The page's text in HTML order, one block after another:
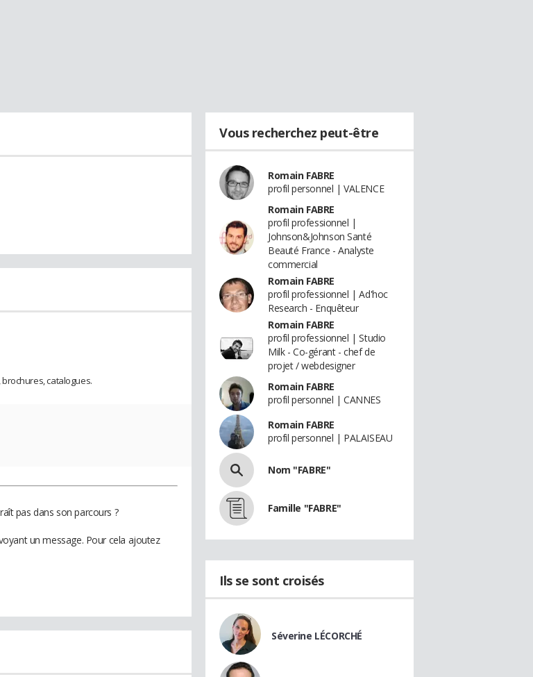
catalogues.
pas dans son parcours ?
un message. Pour cela ajoutez
Vous recherchez peut-être
Romain FABRE
profil personnel | VALENCE
Romain FABRE
profil professionnel |
Johnson&Johnson Santé
Beauté France - Analyste
commercial
Romain FABRE
profil professionnel | Ad'hoc
Research - Enquêteur
Romain FABRE
profil professionnel | Studio
Milk - Co-gérant - chef de
projet / webdesigner
Romain FABRE
profil personnel | CANNES
Romain FABRE
profil personnel | PALAISEAU
Nom "FABRE"
Famille "FABRE"
Ils se sont croisés
Séverine LÉCORCHÉ